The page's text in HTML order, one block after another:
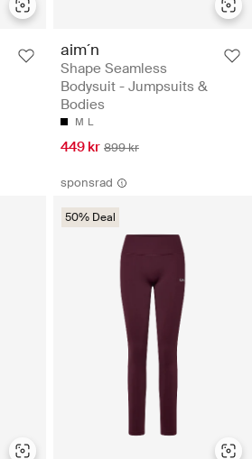
aim´n
Shape Seamless
Bodysuit - Jumpsuits &
Bodies
M L
449 kr 899 kr
sponsrad
50% Deal